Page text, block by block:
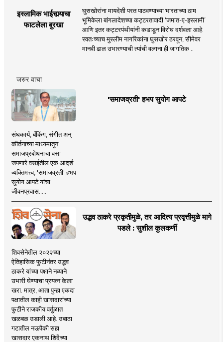
इस्लामिक भाईचार्‍याचा
फाटलेला बुरखा
घुसखोरांना मायदेशी परत पाठवण्याच्या भारताच्या ठाम
भूमिकेला बांगलादेशच्या कट्टरतावादी ‘जमात-ए-इस्लामी’
आणि इतर कट्टरपंथीयांनी कडाडून विरोध दर्शवला आहे.
स्वतःच्याच मुस्लीम नागरिकांना घुसखोर ठरवून, सीमेवर
मानवी ढाल उभारण्याची त्यांची वल्गना ही जागतिक ..
जरुर वाचा
'समाजव्रती' हभप सुयोग आपटे
संघकार्य, बँकिंग, संगीत अन्
कीर्तनाच्या माध्यमातून
समाजप्रबोधनाचा वसा
जपणारे वसईतील एक आदर्श
व्यक्तिमत्त्व, 'समाजव्रती' हभप
सुयोग आपटे यांचा
जीवनप्रवास.....
उद्धव ठाकरे प्रकृतीमुळे, तर आदित्य प्रवृत्तीमुळे मागे
पडले : सुशील कुलकर्णी
शिवसेनेतील २०२२च्या
ऐतिहासिक फुटीनंतर उद्धव
ठाकरे यांच्या पक्षाने नव्याने
उभारी घेण्याचा प्रयत्न केला
खरा. मात्र, आता पुन्हा एकदा
पक्षातील काही खासदारांच्या
फुटीने राजकीय वर्तुळात
खळबळ उडाली आहे. उबाठा
गटातील नऊपैकी सहा
खासदार एकनाथ शिंदेंच्या